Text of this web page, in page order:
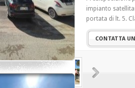
impianto
portata di lt. 5.
CONTATTA